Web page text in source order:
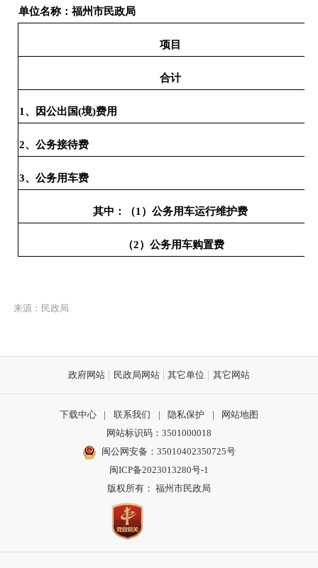
单位名称：福州市民政局
项目
合计
1、因公出国(境)费用
2、公务接待费
3、公务用车费
其中：（1）公务用车运行维护费
（2）公务用车购置费
来源：民政局
政府网站 民政局网站 其它单位 其它网站
下载中心 | 联系我们 | 隐私保护 |
网站地图
网站标识码：3501000018
闽公网安备：35010402350725号
闽ICP备2023013280号-1
版权所有： 福州市民政局